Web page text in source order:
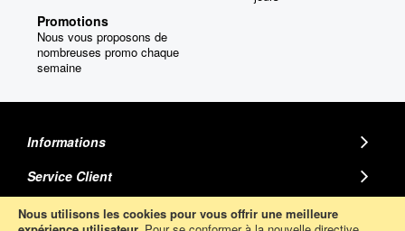
Nous utilisons les cookies pour vous offrir une meilleure
Promotions
Nous vous proposons de
nombreuses promo chaque
semaine
Informations
Service Client
MINIATURE AUTO